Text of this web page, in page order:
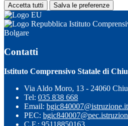
Accetta tutti Salva le preferenze
Istituto
Bolgare
Contatti
Istituto Comprensivo Statale di
Via Aldo Moro, 13 - 24060
Tel: 035 838 668
Email: bgic840007@istruzione.it
PEC:
C.F.: 95118850163